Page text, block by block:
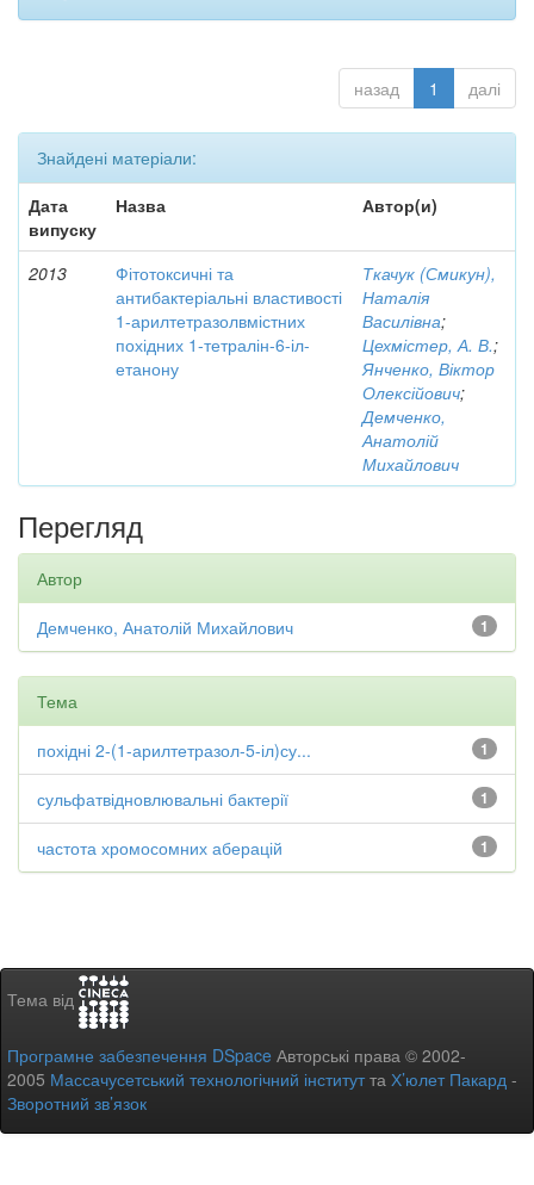
назад 1 далі
Знайдені матеріали:
Дата
випуску
Назва Автор(и)
2013
Фітотоксичні та
антибактеріальні властивості
1-арилтетразолвмістних
похідних 1-тетралін-6-іл-
етанону
Ткачук (Смикун),
Наталія
Василівна;
Цехмістер, А. В.;
Янченко, Віктор
Олексійович;
Демченко,
Анатолій
Михайлович
Перегляд
Автор
1
Демченко, Анатолій Михайлович
Тема
1
похідні 2-(1-арилтетразол-5-іл)су...
1
сульфатвідновлювальні бактерії
1
частота хромосомних аберацій
Тема від
Програмне забезпечення DSpace Авторські права © 2002-
2005 Массачусетський технологічний інститутта Х’юлет Пакард -
Зворотний зв’язок